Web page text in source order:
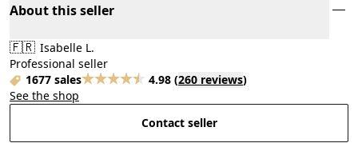
About this seller
🇫🇷 Isabelle L.
Professional seller
1677 sales
4.98 (260 reviews)
See the shop
Contact seller